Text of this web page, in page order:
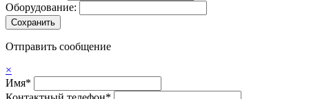
Оборудование:
Отправить сообщение
×
Имя*